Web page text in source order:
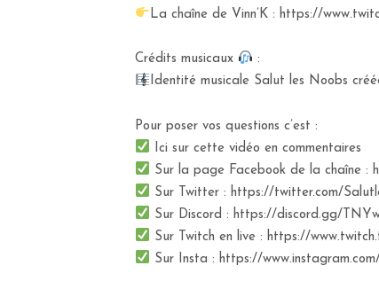
La chaîne de Vinn’K : https://
Crédits musicaux
:
Identité musicale Salut les Noobs
Pour poser vos questions c’est :
Ici sur cette vidéo en commentaires
Sur la page Facebook de la chaîne :
Sur Twitter : https://twitter.com/
Sur Discord : https://discord.gg/
Sur Twitch en live : https://
Sur Insta : https://